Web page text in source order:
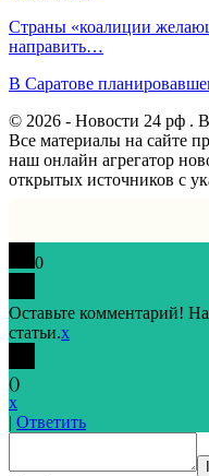
Страны «коалиции
направить…
В Саратове
© 2026 - Новости 24 рф .
Все материалы на сайте
наш онлайн агрегатор
открытых источников с
0
Оставьте комментарий!
статьи.x
()
x
| Ответить